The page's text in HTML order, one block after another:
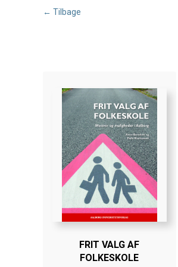
← Tilbage
FRIT VALG AF
FOLKESKOLE